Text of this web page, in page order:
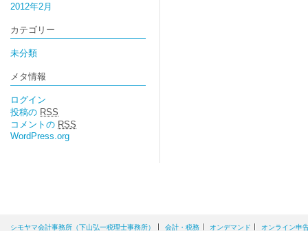
2012年2月
カテゴリー
未分類
メタ情報
ログイン
投稿の RSS
コメントの RSS
WordPress.org
シモヤマ会計事務所（下山弘一税理士事務所） 会計・税務 オンデマンド オンライン申